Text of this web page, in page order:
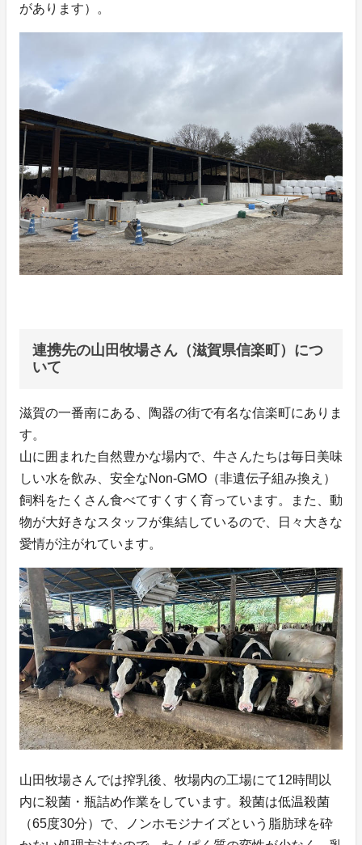
があります）。
連携先の山田牧場さん（滋賀県信楽町）につ
いて
滋賀の一番南にある、陶器の街で有名な信楽町にありま
す。
山に囲まれた自然豊かな場内で、牛さんたちは毎日美味
しい水を飲み、安全なNon-GMO（非遺伝子組み換え）
飼料をたくさん食べてすくすく育っています。また、動
物が大好きなスタッフが集結しているので、日々大きな
愛情が注がれています。
山田牧場さんでは搾乳後、牧場内の工場にて12時間以
内に殺菌・瓶詰め作業をしています。殺菌は低温殺菌
（65度30分）で、ノンホモジナイズという脂肪球を砕